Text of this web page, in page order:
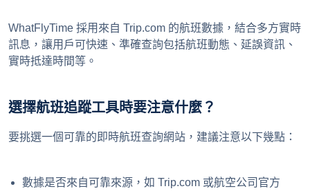
WhatFlyTime 採用來自 Trip.com 的航班數據，結合多方實時
訊息，讓用戶可快速、準確查詢包括航班動態、延誤資訊、
實時抵達時間等。
選擇航班追蹤工具時要注意什麼？
要挑選一個可靠的即時航班查詢網站，建議注意以下幾點：
數據是否來自可靠來源，如 Trip.com 或航空公司官方